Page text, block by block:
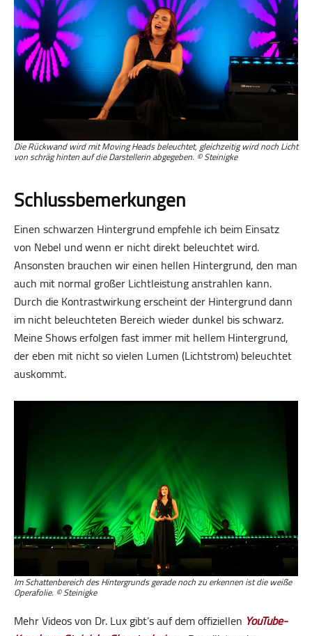
Die Rückwand wird mit Moving Heads beleuchtet, gleichzeitig wird noch Licht
von schräg hinten auf die Darstellerin abgegeben. © Steinigke
Schlussbemerkungen
Einen schwarzen Hintergrund empfehle ich beim Einsatz
von Nebel und wenn er nicht direkt beleuchtet wird.
Ansonsten brauchen wir einen hellen Hintergrund, den man
auch mit normal großer Licht­leistung anstrahlen kann.
Durch die Kontrastwirkung erscheint der Hintergrund dann
im nicht beleuchteten Bereich wieder dunkel bis schwarz.
Meine Shows erfolgen fast immer mit hellem Hintergrund,
der eben mit nicht so vielen Lumen (Lichtstrom) beleuchtet
auskommt.
Im Schattenbereich des Hintergrunds gerade noch zu erkennen ist die weiße
Operafolie. © Steinigke
Mehr Videos von Dr. Lux gibt’s auf dem offiziellen YouTube-